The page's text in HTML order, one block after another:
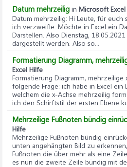
Datum mehrzeilig in Microsoft
Datum mehrzeilig: Hi Leute, für euch
ich verzweifle. Möchte in Excel ein
Darstellen. Also Dienstag,
dargestellt werden. Also so...
Formatierung Diagramm,
Excel Hilfe
Formatierung Diagramm, mehrzeilige
folgende Frage: ich habe in Excel ein
welchem die x-Achse mehrzeilig
ich den Schirftstil der ersten Ebene
Mehrzeilige Fußnoten bündig
Hilfe
Mehrzeilige Fußnoten bündig
unten angehängten Bild zu
Fußnoten die über mehr als eine
es nun die zweite Zeile bündig mit